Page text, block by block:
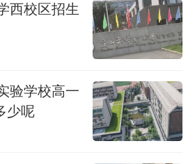
西校区招生
验学校高一
少呢